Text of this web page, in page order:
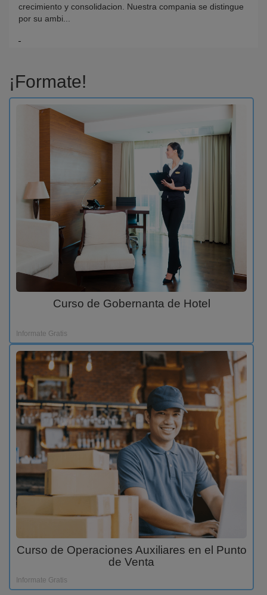
crecimiento y consolidacion. Nuestra compania se distingue
por su ambi...
¡Formate!
Curso de Gobernanta de Hotel
Informate Gratis
Curso de Operaciones Auxiliares en el Punto
de Venta
Informate Gratis